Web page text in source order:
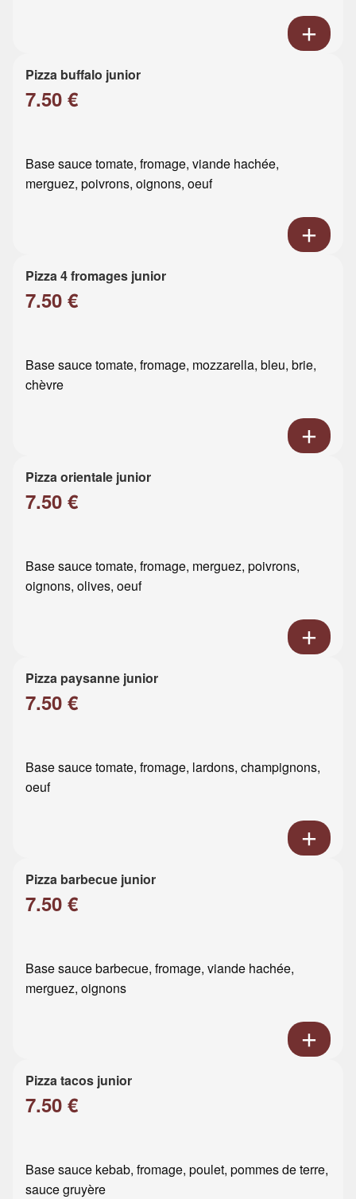
Pizza buffalo junior
7.50 €
Base sauce tomate, fromage, viande hachée,
merguez, poivrons, oignons, oeuf
Pizza 4 fromages junior
7.50 €
Base sauce tomate, fromage, mozzarella, bleu, brie,
chèvre
Pizza orientale junior
7.50 €
Base sauce tomate, fromage, merguez, poivrons,
oignons, olives, oeuf
Pizza paysanne junior
7.50 €
Base sauce tomate, fromage, lardons, champignons,
oeuf
Pizza barbecue junior
7.50 €
Base sauce barbecue, fromage, viande hachée,
merguez, oignons
Pizza tacos junior
7.50 €
Base sauce kebab, fromage, poulet, pommes de terre,
sauce gruyère